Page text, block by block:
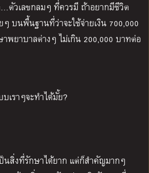
ตัวเลขกลมๆ ที่ควรมี ถ้าอยากมีชีวิต
บนพื้นฐานที่ว่าจะใช้จ่ายเงิน 700,000
พยาบาลต่างๆ ไม่เกิน 200,000 บาทต่อ
เราๆจะทำได้มั้ย?
นสิ่งที่รักษาได้ยาก แต่ก็สำคัญมากๆ